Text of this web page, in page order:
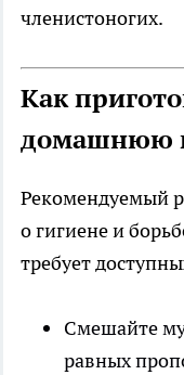
членистоногих.
Как
домашнюю
Рекомендуемый
о гигиене и
требует
Смешайте
равных